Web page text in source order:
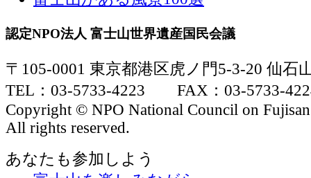
認定NPO法人 富士山世界遺産国民会議
〒105-0001 東京都港区虎ノ門5-3-20 仙石
TEL：03-5733-4223 FAX：03-5733-
Copyright © NPO National Council on
All rights reserved.
あなたも参加しよう